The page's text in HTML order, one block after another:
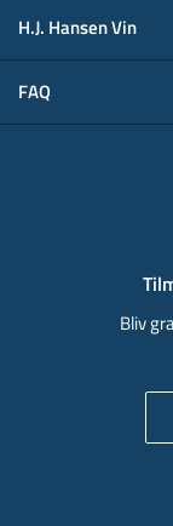
H.J. Hansen Vin
FAQ
Bliv